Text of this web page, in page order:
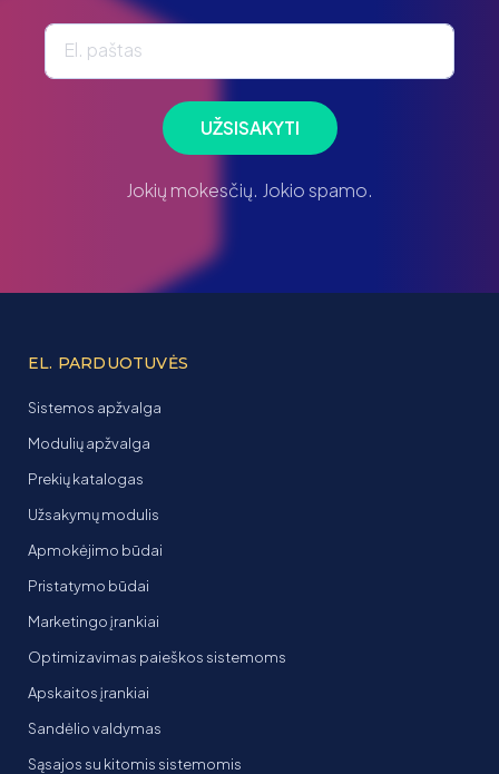
El. paštas
UŽSISAKYTI
Jokių mokesčių. Jokio spamo.
EL. PARDUOTUVĖS
Sistemos apžvalga
Modulių apžvalga
Prekių katalogas
Užsakymų modulis
Apmokėjimo būdai
Pristatymo būdai
Marketingo įrankiai
Optimizavimas paieškos sistemoms
Apskaitos įrankiai
Sandėlio valdymas
Sąsajos su kitomis sistemomis